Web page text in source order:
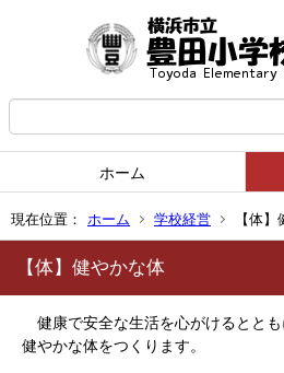
ホーム
現在位置： ホーム 学校経営 【体
【体】健やかな体
健康で安全な生活を心がけるとと
健やかな体をつくります。